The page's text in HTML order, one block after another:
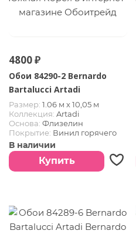
4800 ₽
Обои 84290-2 Bernardo
Bartalucci Artadi
Размер: 1.06 м х 10,05 м
Коллекция: Artadi
Основа: Флизелин
Покрытие: Винил горячего
тиснения
Страна:Южная Корея
В наличии
Купить